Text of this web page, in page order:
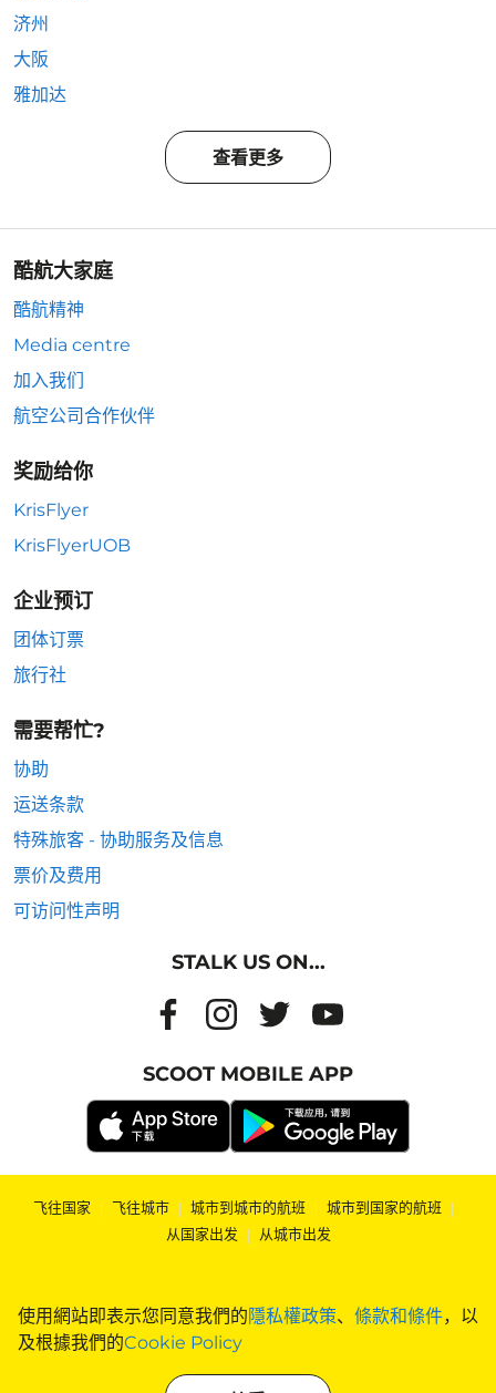
使用網站即表示您同意我們的隱私權政策、 條款和條件，以
及根據我們的Cookie Policy
济州
大阪
雅加达
查看更多
酷航大家庭
酷航精神
Media centre
加入我们
航空公司合作伙伴
奖励给你
KrisFlyer
KrisFlyerUOB
企业预订
团体订票
旅行社
需要帮忙?
协助
运送条款
特殊旅客 - 协助服务及信息
票价及费用
可访问性声明
STALK US ON...
SCOOT MOBILE APP
飞往国家 | 飞往城市 | 城市到城市的航班 | 城市到国家的航班 |
从国家出发 | 从城市出发